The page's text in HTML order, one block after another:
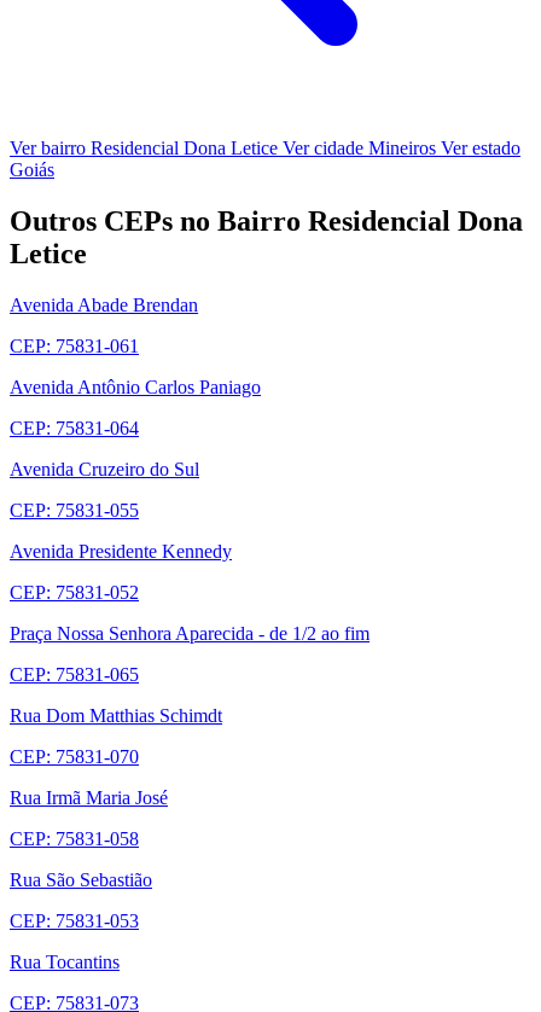
Ver bairro Residencial Dona Letice Ver cidade Mineiros Ver estado
Goiás
Outros CEPs no Bairro Residencial Dona
Letice
Avenida Abade Brendan
CEP: 75831-061
Avenida Antônio Carlos Paniago
CEP: 75831-064
Avenida Cruzeiro do Sul
CEP: 75831-055
Avenida Presidente Kennedy
CEP: 75831-052
Praça Nossa Senhora Aparecida - de 1/2 ao fim
CEP: 75831-065
Rua Dom Matthias Schimdt
CEP: 75831-070
Rua Irmã Maria José
CEP: 75831-058
Rua São Sebastião
CEP: 75831-053
Rua Tocantins
CEP: 75831-073